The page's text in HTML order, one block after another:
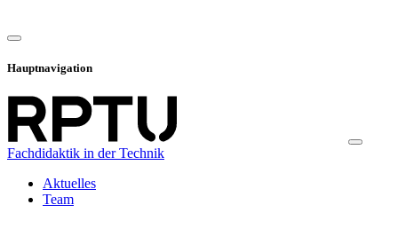
Hauptnavigation
Fachdidaktik in der Technik
Aktuelles
Team